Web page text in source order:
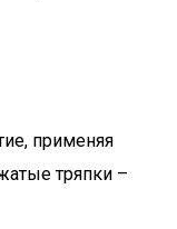
применяя
тряпки –